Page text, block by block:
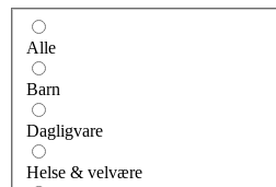
Alle
Barn
Dagligvare
Helse & velvære